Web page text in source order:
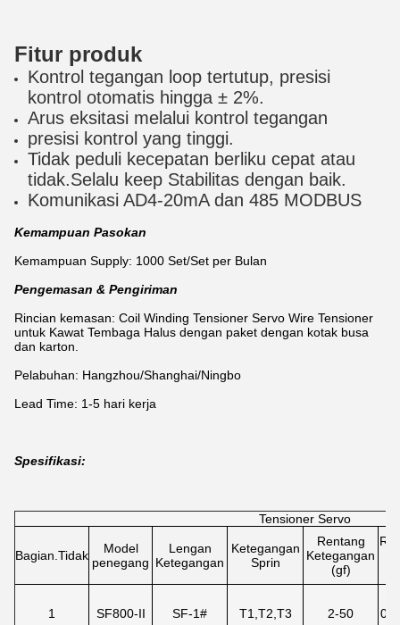
Fitur produk
Kontrol tegangan loop tertutup, presisi
kontrol otomatis hingga ± 2%.
Arus eksitasi melalui kontrol tegangan
presisi kontrol yang tinggi.
Tidak peduli kecepatan berliku cepat atau
tidak.Selalu keep Stabilitas dengan baik.
Komunikasi AD4-20mA dan 485 MODBUS
Kemampuan Pasokan
Kemampuan Supply: 1000 Set/Set per Bulan
Pengemasan & Pengiriman
Rincian kemasan: Coil Winding Tensioner Servo Wire Tensioner
untuk Kawat Tembaga Halus dengan paket dengan kotak busa
dan karton.
Pelabuhan: Hangzhou/Shanghai/Ningbo
Lead Time: 1-5 hari kerja
Spesifikasi:
Tensioner Servo
Bagian.Tidak
Model
penegang
Lengan
Ketegangan
Ketegangan
Sprin
Rentang
Ketegangan
(gf)
1 SF800-II SF-1# T1,T2,T3 2-50